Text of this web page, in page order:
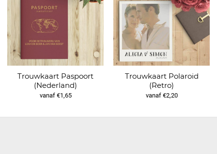
Trouwkaart Paspoort
(Nederland)
vanaf €1,65
Trouwkaart Polaroid
(Retro)
vanaf €2,20